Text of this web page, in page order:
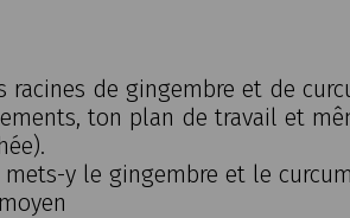
racines de gingembre et de
ton plan de travail et
y le gingembre et le